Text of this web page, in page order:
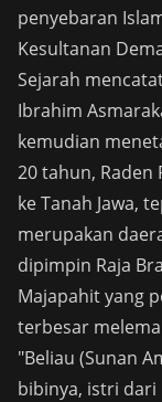
penyebaran
Kesultanan
Sejarah
Ibrahim
kemudian
20 tahun,
ke Tanah Jawa,
merupakan
dipimpin Raja
Majapahit yang
terbesar
"Beliau (Sunan
bibinya, istri dari